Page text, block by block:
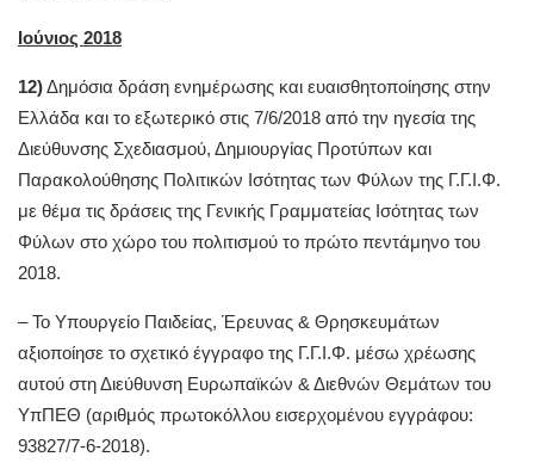
Ιούνιος 2018
12)Δημόσια δράση ενημέρωσης και ευαισθητοποίησης στην
Ελλάδα και το εξωτερικό στις 7/6/2018 από την ηγεσία της
Διεύθυνσης Σχεδιασμού, Δημιουργίας Προτύπων και
Παρακολούθησης Πολιτικών Ισότητας των Φύλων της Γ.Γ.Ι.Φ.
με θέμα τις δράσεις της Γενικής Γραμματείας Ισότητας των
Φύλων στο χώρο του πολιτισμού το πρώτο πεντάμηνο του
2018.
– To Υπουργείο Παιδείας, Έρευνας & Θρησκευμάτων
αξιοποίησε το σχετικό έγγραφο της Γ.Γ.Ι.Φ. μέσω χρέωσης
αυτού στη Διεύθυνση Ευρωπαϊκών & Διεθνών Θεμάτων του
ΥπΠΕΘ (αριθμός πρωτοκόλλου εισερχομένου εγγράφου:
93827/7-6-2018).